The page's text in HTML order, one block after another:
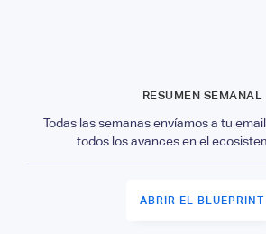
RESUMEN SEMANAL
Todas las semanas envíamos a tu
todos los avances en el
ABRIR EL BLUEPRINT